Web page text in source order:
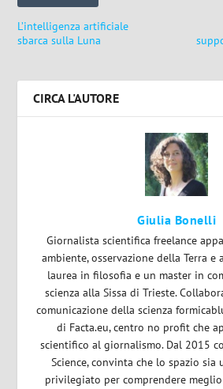
L’intelligenza artificiale
sbarca sulla Luna
CIRCA L'AUTORE
Giulia Bonelli
Giornalista scientifica freelance
ambiente, osservazione della Terra e
laurea in filosofia e un master in
scienza alla Sissa di Trieste.
comunicazione della scienza
di Facta.eu, centro no profit che
scientifico al giornalismo. Dal 2015
Science, convinta che lo spazio
privilegiato per comprendere